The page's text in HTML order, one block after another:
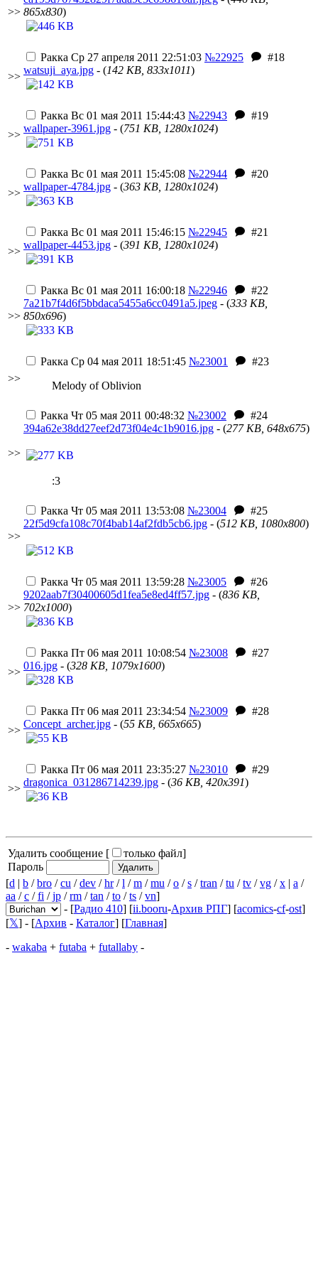
>> 865x830)
>>
Ракка Ср 27 апреля 2011 22:51:03 №22925
#18
watsuji_aya.jpg - (142 KB, 833x1011)
>>
Ракка Вс 01 мая 2011 15:44:43 №22943
#19
wallpaper-3961.jpg - (751 KB, 1280x1024)
>>
Ракка Вс 01 мая 2011 15:45:08 №22944
#20
wallpaper-4784.jpg - (363 KB, 1280x1024)
>>
Ракка Вс 01 мая 2011 15:46:15 №22945
#21
wallpaper-4453.jpg - (391 KB, 1280x1024)
>>
Ракка Вс 01 мая 2011 16:00:18 №22946
#22
7a21b7f4d6f5bbdaca5455a6cc0491a5.jpeg - (333 KB,
850x696)
>>
Ракка Ср 04 мая 2011 18:51:45 №23001
#23
Melody of Oblivion
>>
Ракка Чт 05 мая 2011 00:48:32 №23002
#24
394a62e38dd27eef2d73f04e4c1b9016.jpg - (277 KB, 648x675)
:3
>>
Ракка Чт 05 мая 2011 13:53:08 №23004
#25
22f5d9cfa108c70f4bab14af2fdb5cb6.jpg - (512 KB, 1080x800)
>>
Ракка Чт 05 мая 2011 13:59:28 №23005
#26
9202aab7f30400605d1fea5e8ed4ff57.jpg - (836 KB,
702x1000)
>>
Ракка Пт 06 мая 2011 10:08:54 №23008
#27
016.jpg - (328 KB, 1079x1600)
>>
Ракка Пт 06 мая 2011 23:34:54 №23009
#28
Concept_archer.jpg - (55 KB, 665x665)
>>
Ракка Пт 06 мая 2011 23:35:27 №23010
#29
dragonica_031286714239.jpg - (36 KB, 420x391)
Удалить сообщение [ только файл]
Пароль
[d | b /bro /cu /dev /hr/l /m /mu /o /s /tran /tu /tv /vg /x | a /
aa /c /fi /jp /rm /tan /to /ts /vn]
- [Радио 410] [ii.booru-Архив РПГ] [acomics-cf-ost]
[𝕏] - [Архив - Каталог] [Главная]
- wakaba + futaba + futallaby -